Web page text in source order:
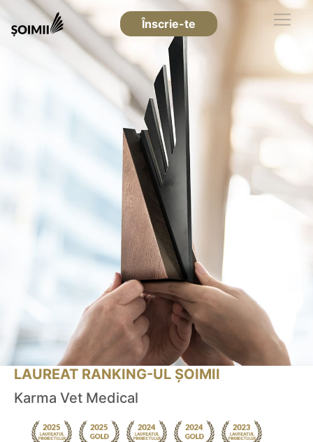
Înscrie-te
LAUREAT RANKING-UL ȘOIMII
Karma Vet Medical